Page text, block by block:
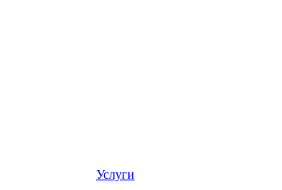
Услуги